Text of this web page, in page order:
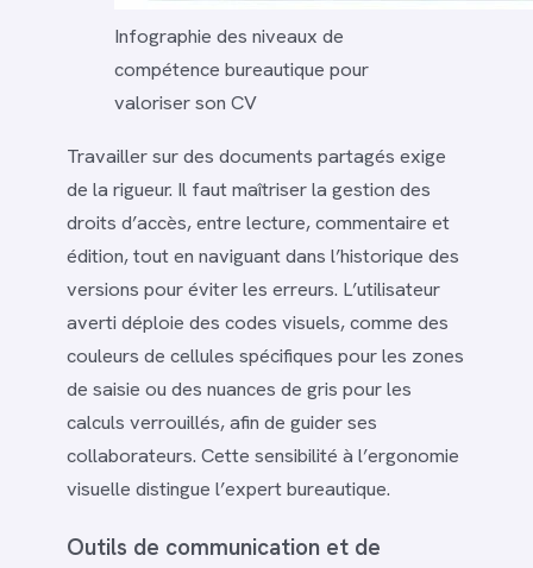
Infographie des niveaux de
compétence bureautique pour
valoriser son CV
Travailler sur des documents partagés exige
de la rigueur. Il faut maîtriser la gestion des
droits d’accès, entre lecture, commentaire et
édition, tout en naviguant dans l’historique des
versions pour éviter les erreurs. L’utilisateur
averti déploie des codes visuels, comme des
couleurs de cellules spécifiques pour les zones
de saisie ou des nuances de gris pour les
calculs verrouillés, afin de guider ses
collaborateurs. Cette sensibilité à l’ergonomie
visuelle distingue l’expert bureautique.
Outils de communication et de